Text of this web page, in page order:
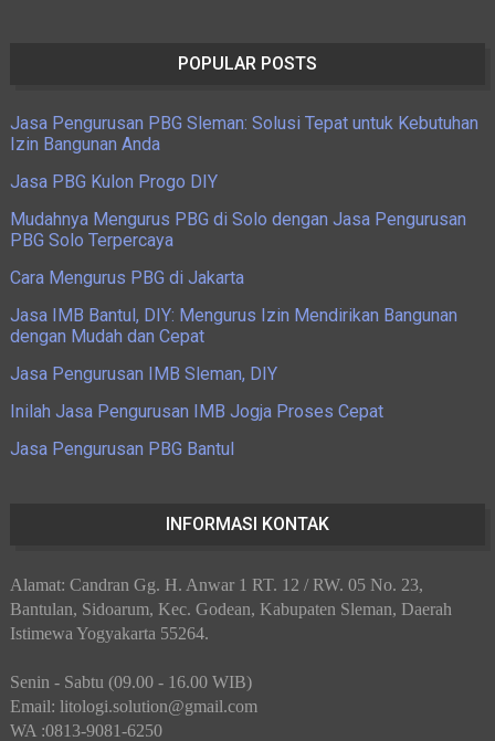
POPULAR POSTS
Jasa Pengurusan PBG Sleman: Solusi Tepat untuk Kebutuhan
Izin Bangunan Anda
Jasa PBG Kulon Progo DIY
Mudahnya Mengurus PBG di Solo dengan Jasa Pengurusan
PBG Solo Terpercaya
Cara Mengurus PBG di Jakarta
Jasa IMB Bantul, DIY: Mengurus Izin Mendirikan Bangunan
dengan Mudah dan Cepat
Jasa Pengurusan IMB Sleman, DIY
Inilah Jasa Pengurusan IMB Jogja Proses Cepat
Jasa Pengurusan PBG Bantul
INFORMASI KONTAK
Alamat: Candran Gg. H. Anwar 1 RT. 12 / RW. 05 No. 23,
Bantulan, Sidoarum, Kec. Godean, Kabupaten Sleman, Daerah
Istimewa Yogyakarta 55264.
Senin - Sabtu (09.00 - 16.00 WIB)
Email: litologi.solution@gmail.com
WA :0813-9081-6250